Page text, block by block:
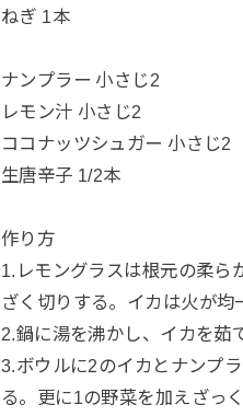
ねぎ 1本
ナンプラー 小さじ2
レモン汁 小さじ2
ココナッツシュガー 小さじ2
生唐辛子 1/2本
作り方
1.レモングラスは根元の柔ら
ざく切りする。イカは火が均
2.鍋に湯を沸かし、イカを茹
3.ボウルに2のイカとナンプ
る。更に1の野菜を加えざっ